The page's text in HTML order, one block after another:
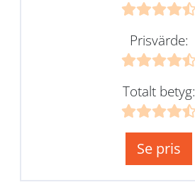
Prisvärde:
Totalt betyg:
Se pris